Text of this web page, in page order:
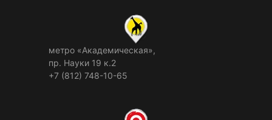
метро «Академическая»,
пр. Науки 19 к.2
+7 (812) 748-10-65